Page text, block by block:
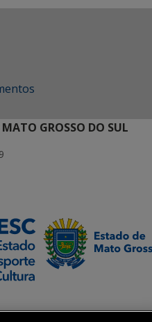
GROSSO DO SUL